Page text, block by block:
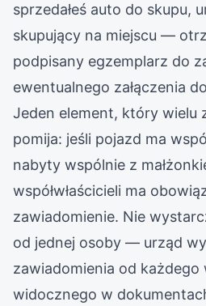
sprzedałeś auto do skupu,
skupujący na miejscu —
podpisany egzemplarz do
ewentualnego załączenia
Jeden element, który wielu
pomija: jeśli pojazd ma
nabyty wspólnie z
współwłaścicieli ma
zawiadomienie. Nie
od jednej osoby — urząd
zawiadomienia od każdego
widocznego w